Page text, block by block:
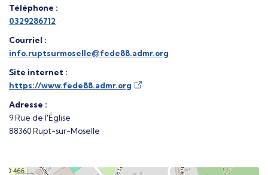
Téléphone :
0329286712
Courriel :
info.ruptsurmoselle@fede88.admr.org
Site internet :
https://www.fede88.admr.org
Adresse :
9 Rue de l'Église
88360 Rupt-sur-Moselle